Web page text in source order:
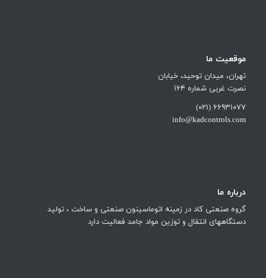
موقعیت ما
تهران، میدان توحید، خیابان
نصرت غربی شماره 164
66931077 (021)
info@kadcontrols.com
درباره ما
گروه صنعتی کاد در زمینه اتوماسینون صنعتی و ساخت ، تولید
دستگاههای انتقال و توزین مواد جامد فعالیت دارد